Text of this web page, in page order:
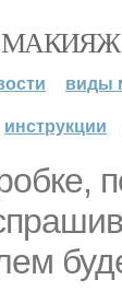
МАКИЯЖ
виды
инструкции